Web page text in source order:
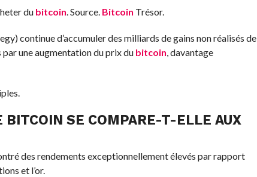
du bitcoin. Source. Bitcoin Trésor.
continue d’accumuler des milliards de gains non réalisés de
par une augmentation du prix du bitcoin, davantage
BITCOIN SE COMPARE-T-ELLE AUX
des rendements exceptionnellement élevés par rapport
et l’or.